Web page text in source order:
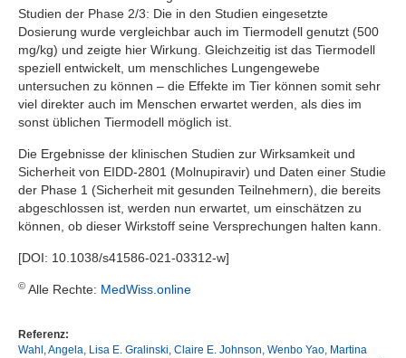
Studien der Phase 2/3: Die in den Studien eingesetzte
Dosierung wurde vergleichbar auch im Tiermodell genutzt (500
mg/kg) und zeigte hier Wirkung. Gleichzeitig ist das Tiermodell
speziell entwickelt, um menschliches Lungengewebe
untersuchen zu können – die Effekte im Tier können somit sehr
viel direkter auch im Menschen erwartet werden, als dies im
sonst üblichen Tiermodell möglich ist.
Die Ergebnisse der klinischen Studien zur Wirksamkeit und
Sicherheit von EIDD-2801 (Molnupiravir) und Daten einer Studie
der Phase 1 (Sicherheit mit gesunden Teilnehmern), die bereits
abgeschlossen ist, werden nun erwartet, um einschätzen zu
können, ob dieser Wirkstoff seine Versprechungen halten kann.
[DOI: 10.1038/s41586-021-03312-w]
© Alle Rechte: MedWiss.online
Referenz:
Wahl, Angela, Lisa E. Gralinski, Claire E. Johnson, Wenbo Yao, Martina